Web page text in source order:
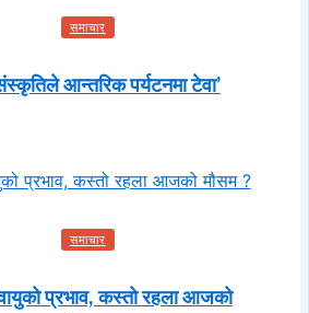
समाचार
आन्तरिक पर्यटनमा टेवा’
समाचार
प्रभाव, कस्तो रहला आजको